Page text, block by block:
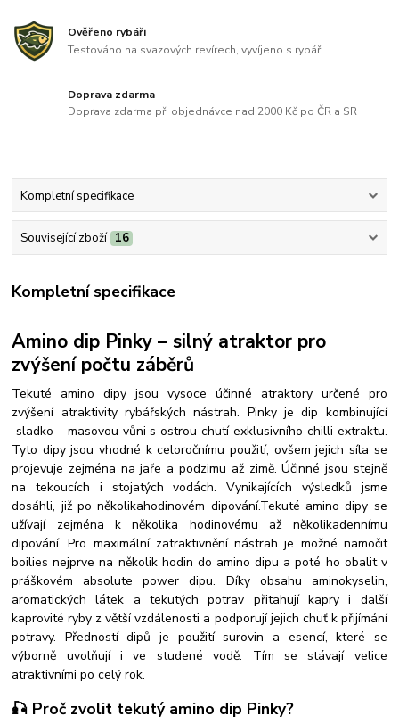
Ověřeno rybáři
Testováno na svazových revírech, vyvíjeno s rybáři
Doprava zdarma
Doprava zdarma při objednávce nad 2000 Kč po ČR a SR
Kompletní specifikace
Související zboží 16
Kompletní specifikace
Amino dip Pinky – silný atraktor pro
zvýšení počtu záběrů
Tekuté amino dipy jsou vysoce účinné atraktory určené pro
zvýšení atraktivity rybářských nástrah. Pinky je dip kombinující
sladko - masovou vůni s ostrou chutí exklusivního chilli extraktu.
Tyto dipy jsou vhodné k celoročnímu použití, ovšem jejich síla se
projevuje zejména na jaře a podzimu až zimě. Účinné jsou stejně
na tekoucích i stojatých vodách. Vynikajících výsledků jsme
dosáhli, již po několikahodinovém dipování.Tekuté amino dipy se
užívají zejména k několika hodinovému až několikadennímu
dipování. Pro maximální zatraktivnění nástrah je možné namočit
boilies nejprve na několik hodin do amino dipu a poté ho obalit v
práškovém absolute power dipu. Díky obsahu aminokyselin,
aromatických látek a tekutých potrav přitahují kapry i další
kaprovité ryby z větší vzdálenosti a podporují jejich chuť k přijímání
potravy. Předností dipů je použití surovin a esencí, které se
výborně uvolňují i ve studené vodě. Tím se stávají velice
atraktivními po celý rok.
🎣 Proč zvolit tekutý amino dip Pinky?